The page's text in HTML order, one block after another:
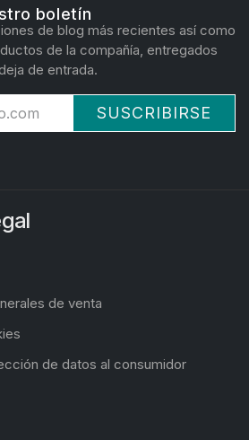
boletín
de blog más recientes así como
de la compañía, entregados
de entrada.
SUSCRIBIRSE
de venta
de datos al consumidor